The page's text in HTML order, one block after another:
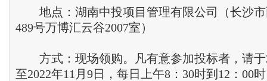
地点：湖南中投项目管理有限公司（长沙市
489号万博汇云谷2007室）
方式：现场领购。凡有意参加投标者，请于
至2022年11月9日，每日上午8：30时到12：00